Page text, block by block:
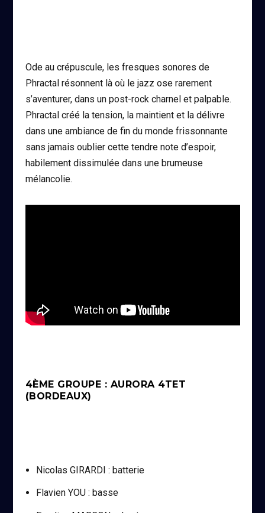
Ode au crépuscule, les fresques sonores de
Phractal résonnent là où le jazz ose rarement
s’aventurer, dans un post-rock charnel et palpable.
Phractal créé la tension, la maintient et la délivre
dans une ambiance de fin du monde frissonnante
sans jamais oublier cette tendre note d’espoir,
habilement dissimulée dans une brumeuse
mélancolie.
4ÈME GROUPE : AURORA 4TET
(BORDEAUX)
Nicolas GIRARDI : batterie
Flavien YOU : basse